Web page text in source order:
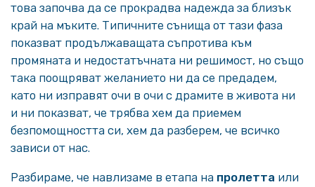
това започва да се прокрадва надежда за близък
край на мъките. Типичните сънища от тази фаза
показват продължаващата съпротива към
промяната и недостатъчната ни решимост, но също
така поощряват желанието ни да се предадем,
като ни изправят очи в очи с драмите в живота ни
и ни показват, че трябва хем да приемем
безпомощността си, хем да разберем, че всичко
зависи от нас.
Разбираме, че навлизаме в етапа на пролетта или